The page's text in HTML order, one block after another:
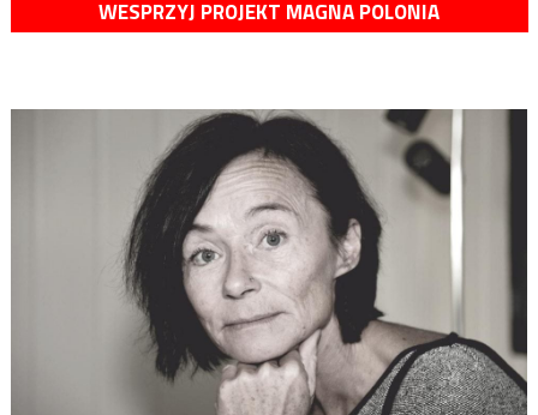
WESPRZYJ PROJEKT MAGNA POLONIA